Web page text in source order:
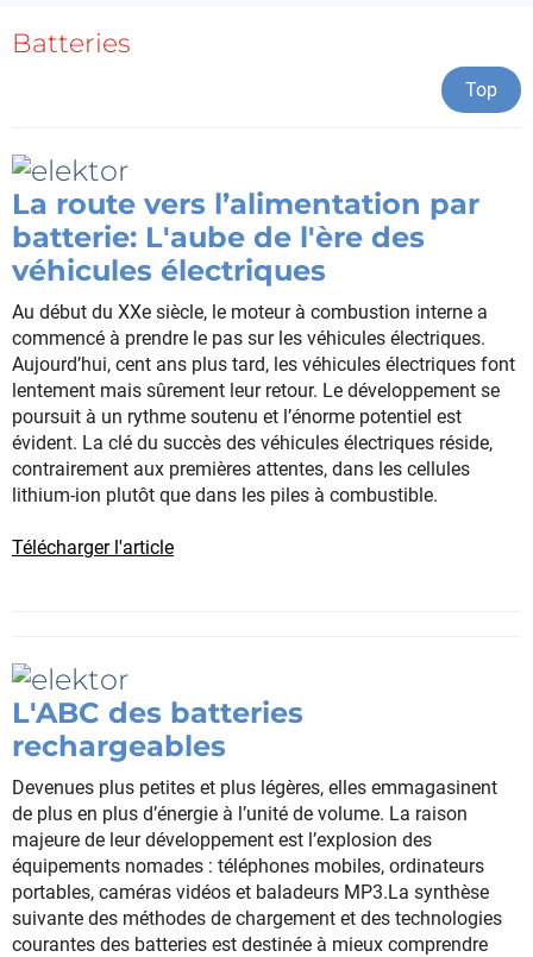
Batteries
Top
La route vers l’alimentation par
batterie: L'aube de l'ère des
véhicules électriques
Au début du XXe siècle, le moteur à combustion interne a
commencé à prendre le pas sur les véhicules électriques.
Aujourd’hui, cent ans plus tard, les véhicules électriques font
lentement mais sûrement leur retour. Le développement se
poursuit à un rythme soutenu et l’énorme potentiel est
évident. La clé du succès des véhicules électriques réside,
contrairement aux premières attentes, dans les cellules
lithium-ion plutôt que dans les piles à combustible.
Télécharger l'article
L'ABC des batteries
rechargeables
Devenues plus petites et plus légères, elles emmagasinent
de plus en plus d’énergie à l’unité de volume. La raison
majeure de leur développement est l’explosion des
équipements nomades : téléphones mobiles, ordinateurs
portables, caméras vidéos et baladeurs MP3.La synthèse
suivante des méthodes de chargement et des technologies
courantes des batteries est destinée à mieux comprendre